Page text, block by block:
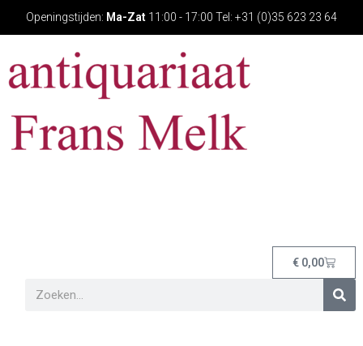
Openingstijden: Ma-Zat 11:00 - 17:00 Tel: +31 (0)35 623 23 64
€ 0,00